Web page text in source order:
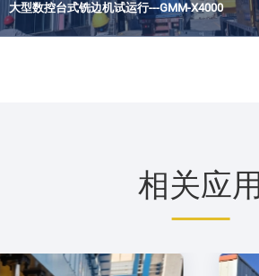
大型数控台式铣边机试运行---GMM-X4000
相关应用